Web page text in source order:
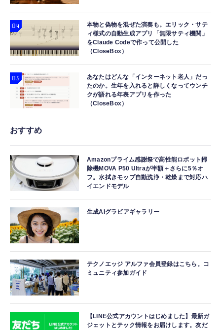
本物と偽物を混ぜた演奏も。エリック・サテ
ィ様式の自動生成アプリ「無限サティ機関」
をClaude Codeで作って公開した
（CloseBox）
あなたはどんな「インターネット老人」だっ
たのか。生年を入れると詳しくなってウンチ
クが語れる年表アプリを作った
（CloseBox）
おすすめ
Amazonプライム感謝祭で高性能ロボット掃
除機MOVA P50 Ultraが半額＋さらに5％オ
フ。水拭きモップ自動洗浄・乾燥まで対応ハ
イエンドモデル
生成AIグラビアギャラリー
テクノエッジ アルファ会員登録はこちら。コ
ミュニティ参加ガイド
【LINE公式アカウントはじめました】最新ガ
ジェットとテック情報をお届けします。友だ